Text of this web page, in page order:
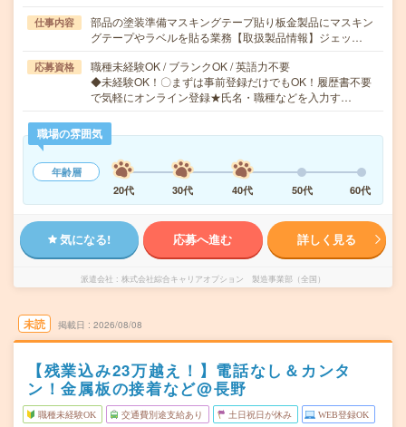
仕事内容
部品の塗装準備マスキングテープ貼り板金製品にマスキン
グテープやラベルを貼る業務【取扱製品情報】ジェッ…
応募資格
職種未経験OK / ブランクOK / 英語力不要
◆未経験OK！〇まずは事前登録だけでもOK！履歴書不要
で気軽にオンライン登録★氏名・職種などを入力す…
職場の雰囲気
年齢層
20代
30代 40代 50代 60代
気になる! 応募へ進む 詳しく見る
派遣会社 株式会社綜合キャリアオプション 製造事業部（全国）
未読 掲載日 2026/08/08
【残業込み23万越え！】電話なし＆カンタ
ン！金属板の接着など@長野
職種未経験OK 交通費別途支給あり 土日祝日が休み WEB登録OK